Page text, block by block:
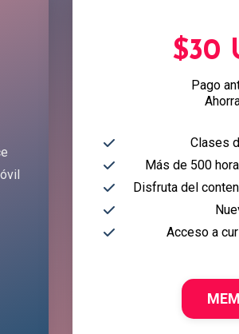
$30
Pago
Clases
Más de 500
Disfruta del
Acceso a